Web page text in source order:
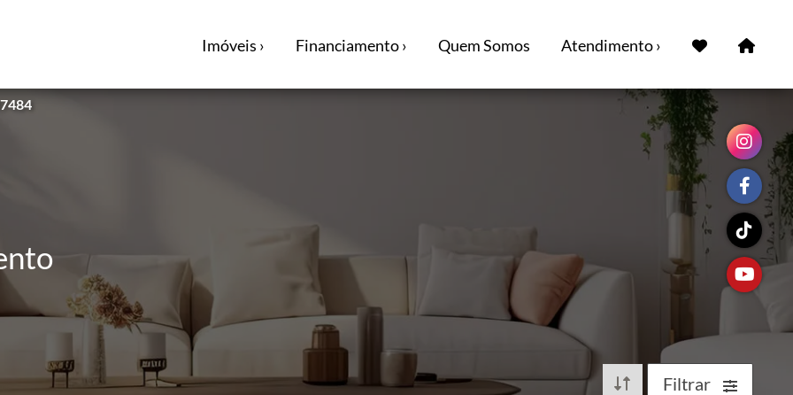
Imóveis › Financiamento › Quem Somos Atendimento ›
Filtrar